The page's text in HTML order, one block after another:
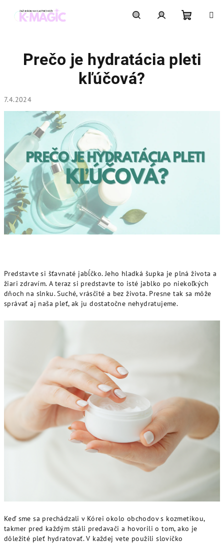
košík
Prečo je hydratácia pleti
kľúčová?
7.4.2024
Predstavte si šťavnaté jabĺčko. Jeho hladká šupka je plná života a
žiari zdravím. A teraz si predstavte to isté jablko po niekoľkých
dňoch na slnku. Suché, vrásčité a bez života. Presne tak sa môže
správať aj naša pleť, ak ju dostatočne nehydratujeme.
Keď sme sa prechádzali v Kórei okolo obchodov s kozmetikou,
takmer pred každým stáli predavači a hovorili o tom, ako je
dôležité pleť hydratovať. V každej vete použili slovíčko